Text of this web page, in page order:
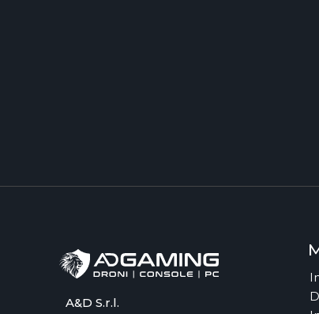
A&D S.r.l.